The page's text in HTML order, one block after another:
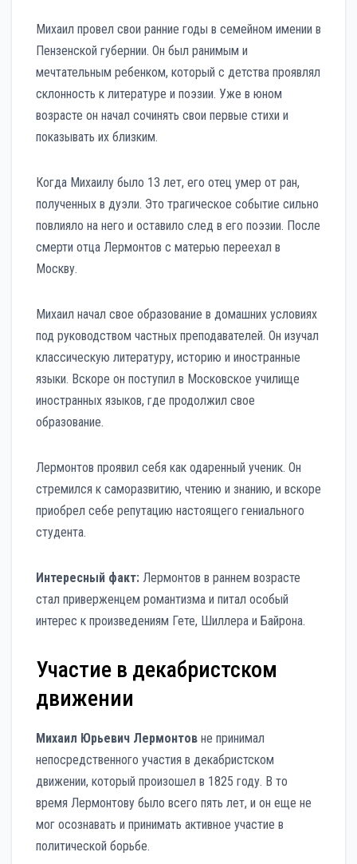
Михаил провел свои ранние годы в семейном имении в
Пензенской губернии. Он был ранимым и
мечтательным ребенком, который с детства проявлял
склонность к литературе и поэзии. Уже в юном
возрасте он начал сочинять свои первые стихи и
показывать их близким.
Когда Михаилу было 13 лет, его отец умер от ран,
полученных в дуэли. Это трагическое событие сильно
повлияло на него и оставило след в его поэзии. После
смерти отца Лермонтов с матерью переехал в
Москву.
Михаил начал свое образование в домашних условиях
под руководством частных преподавателей. Он изучал
классическую литературу, историю и иностранные
языки. Вскоре он поступил в Московское училище
иностранных языков, где продолжил свое
образование.
Лермонтов проявил себя как одаренный ученик. Он
стремился к саморазвитию, чтению и знанию, и вскоре
приобрел себе репутацию настоящего гениального
студента.
Интересный факт: Лермонтов в раннем возрасте
стал приверженцем романтизма и питал особый
интерес к произведениям Гете, Шиллера и Байрона.
Участие в декабристском
движении
Михаил Юрьевич Лермонтов не принимал
непосредственного участия в декабристском
движении, который произошел в 1825 году. В то
время Лермонтову было всего пять лет, и он еще не
мог осознавать и принимать активное участие в
политической борьбе.